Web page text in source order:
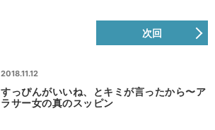
次回
2018.11.12
すっぴんがいいね、とキミが言ったから〜ア
ラサー女の真のスッピン